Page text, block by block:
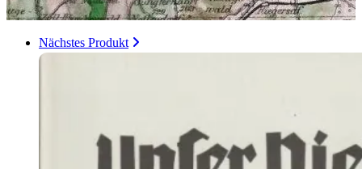
Nächstes Produkt